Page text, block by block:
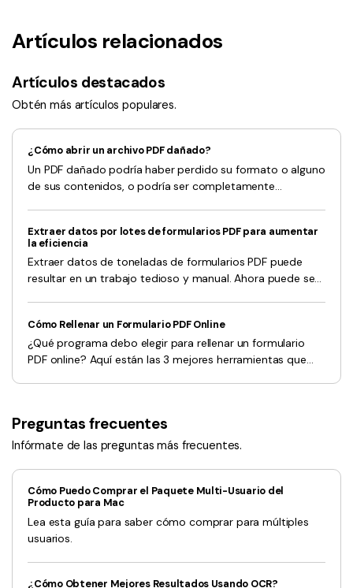
Artículos relacionados
Artículos destacados
Obtén más artículos populares.
¿Cómo abrir un archivo PDF dañado?
Un PDF dañado podría haber perdido su formato o alguno
de sus contenidos, o podría ser completamente
Extraer datos por lotes de formularios PDF para aumentar
la eficiencia
Extraer datos de toneladas de formularios PDF puede
resultar en un trabajo tedioso y manual. Ahora puede ser
Cómo Rellenar un Formulario PDF Online
¿Qué programa debo elegir para rellenar un formulario
PDF online? Aquí están las 3 mejores herramientas que
Preguntas frecuentes
Infórmate de las preguntas más frecuentes.
Cómo Puedo Comprar el Paquete Multi-Usuario del
Producto para Mac
Lea esta guía para saber cómo comprar para múltiples
usuarios.
¿Cómo Obtener Mejores Resultados Usando OCR?